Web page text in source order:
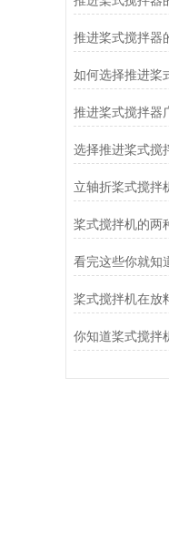
推进桨式搅拌器
如何选择推进桨
推进桨式搅拌器
你知道桨式搅拌